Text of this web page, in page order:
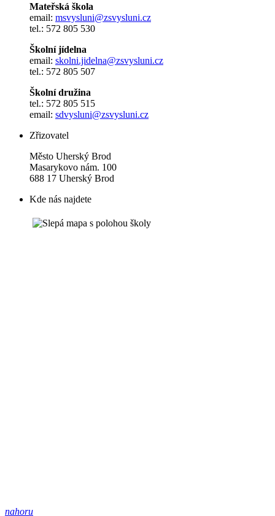
Mateřská škola
email: msvysluni@zsvysluni.cz
tel.: 572 805 530
Školní jídelna
email: skolni.jidelna@zsvysluni.cz
tel.: 572 805 507
Školní družina
tel.: 572 805 515
email: sdvysluni@zsvysluni.cz
Zřizovatel
Město Uherský Brod
Masarykovo nám. 100
688 17 Uherský Brod
Kde nás najdete
nahoru